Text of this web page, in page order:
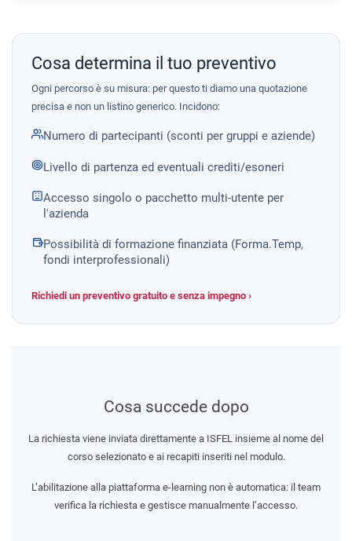
Cosa determina il tuo preventivo
Ogni percorso è su misura: per questo ti diamo una quotazione
precisa e non un listino generico. Incidono:
Numero di partecipanti (sconti per gruppi e aziende)
Livello di partenza ed eventuali crediti/esoneri
Accesso singolo o pacchetto multi-utente per
l'azienda
Possibilità di formazione finanziata (Forma.Temp,
fondi interprofessionali)
Richiedi un preventivo gratuito e senza impegno ›
Cosa succede dopo
La richiesta viene inviata direttamente a ISFEL insieme al nome del
corso selezionato e ai recapiti inseriti nel modulo.
L’abilitazione alla piattaforma e-learning non è automatica: il team
verifica la richiesta e gestisce manualmente l’accesso.